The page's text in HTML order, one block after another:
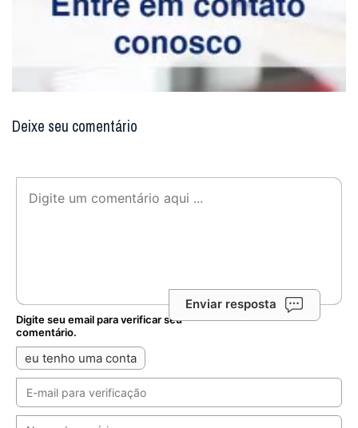
Deixe seu comentário
Enviar resposta
Digite seu email para verificar seu
comentário.
eu tenho uma conta